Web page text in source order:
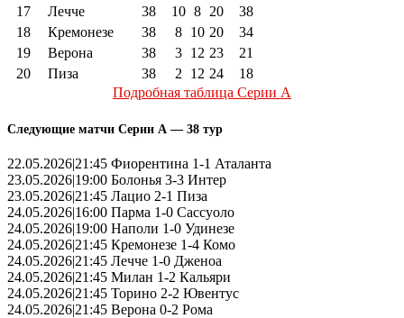
17
Лечче 38 10 8 20
38
18
Кремонезе 38 8 10 20
34
19
Верона 38 3 12 23
21
20
Пиза 38 2 12 24
18
Подробная таблица Серии А
Следующие матчи Серии А — 38 тур
22.05.2026|21:45 Фиорентина 1-1 Аталанта
23.05.2026|19:00 Болонья 3-3 Интер
23.05.2026|21:45 Лацио 2-1 Пиза
24.05.2026|16:00 Парма 1-0 Сассуоло
24.05.2026|19:00 Наполи 1-0 Удинезе
24.05.2026|21:45 Кремонезе 1-4 Комо
24.05.2026|21:45 Лечче 1-0 Дженоа
24.05.2026|21:45 Милан 1-2 Кальяри
24.05.2026|21:45 Торино 2-2 Ювентус
24.05.2026|21:45 Верона 0-2 Рома